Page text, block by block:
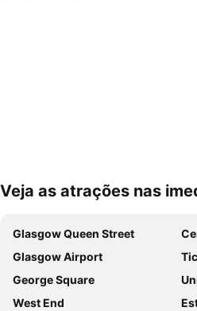
Ampliar mapa
Veja as atrações nas
Glasgow Queen Street
Glasgow Airport
George Square
West End